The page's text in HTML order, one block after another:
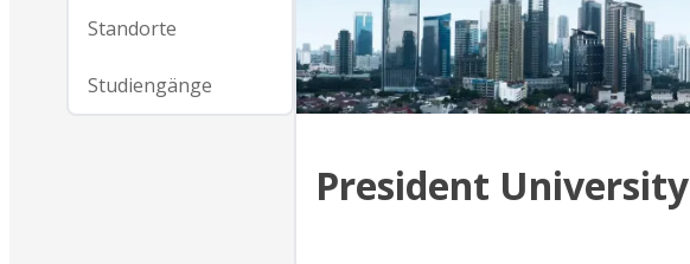
Standorte
Studiengänge
President University